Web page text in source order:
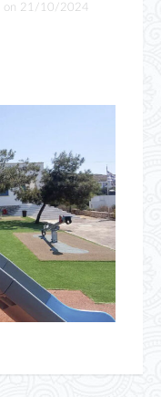
on 21/10/2024